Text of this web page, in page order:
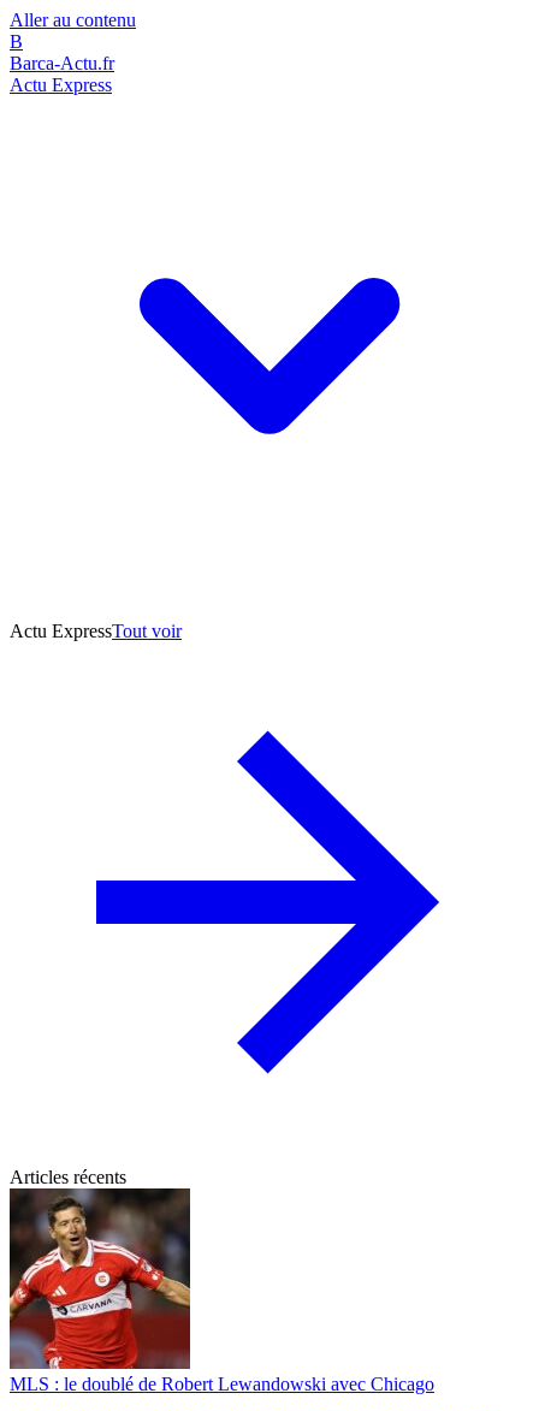
Aller au contenu
B
Barca-Actu.fr
Actu Express
Actu ExpressTout voir
Articles récents
MLS : le doublé de Robert Lewandowski avec Chicago